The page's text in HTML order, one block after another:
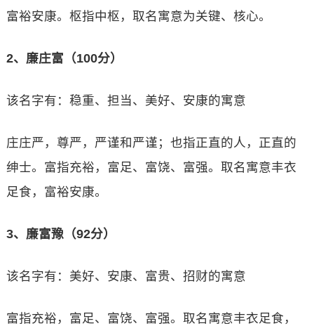
富裕安康。枢指中枢，取名寓意为关键、核心。
2、廉庄富（100分）
该名字有：稳重、担当、美好、安康的寓意
庄庄严，尊严，严谨和严谨；也指正直的人，正直的
绅士。富指充裕，富足、富饶、富强。取名寓意丰衣
足食，富裕安康。
3、廉富豫（92分）
该名字有：美好、安康、富贵、招财的寓意
富指充裕，富足、富饶、富强。取名寓意丰衣足食，